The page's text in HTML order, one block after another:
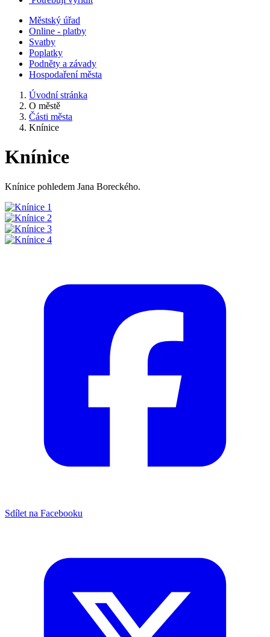
Městský úřad
Online - platby
Svatby
Poplatky
Podněty a závady
Hospodaření města
Úvodní stránka
O městě
Části města
Knínice
Knínice
Knínice pohledem Jana Boreckého.
Sdílet na Facebooku